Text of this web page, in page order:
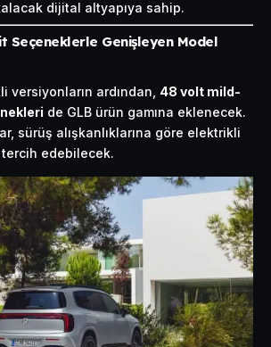
dijital altyapıya sahip.
Seçeneklerle Genişleyen Model
versiyonların ardından, 48 volt mild-
de GLB ürün gamına eklenecek.
sürüş alışkanlıklarına göre elektrikli
tercih edebilecek.